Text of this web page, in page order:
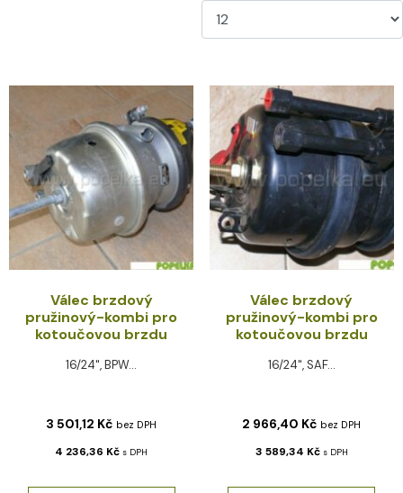
Válec brzdový
pružinový-kombi pro
kotoučovou brzdu
16/24", BPW...
3 501,12 Kč bez DPH
4 236,36 Kč s DPH
Válec brzdový
pružinový-kombi pro
kotoučovou brzdu
16/24", SAF...
2 966,40 Kč bez DPH
3 589,34 Kč s DPH